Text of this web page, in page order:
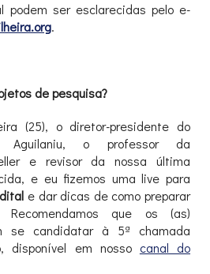
podem ser esclarecidas pelo e-
.
de pesquisa?
(25), o diretor-presidente do
Aguilaniu, o professor da
e revisor da nossa última
e eu fizemos uma live para
e dar dicas de como preparar
que os (as)
se candidatar à 5ª chamada
disponível em nosso canal do